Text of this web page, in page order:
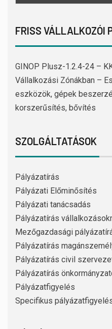
FRISS VÁLLALKOZÓI
GINOP Plusz-1.2.4-24 –
Vállalkozási Zónákban –
eszközök, gépek
korszerűsítés, bővítés
SZOLGÁLTATÁSOK
Pályázatírás
Pályázati Előminősítés
Pályázati tanácsadás
Pályázatírás
Mezőgazdasági
Pályázatírás
Pályázatírás civil
Pályázatírás
Pályázatfigyelés
Specifikus